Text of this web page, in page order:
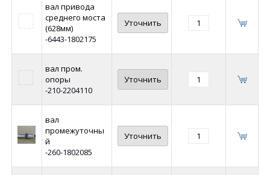
вал привода
среднего моста
(628мм)
-6443-1802175
Уточнить
вал пром.
опоры
-210-2204110
Уточнить
вал
промежуточны
й
-260-1802085
Уточнить